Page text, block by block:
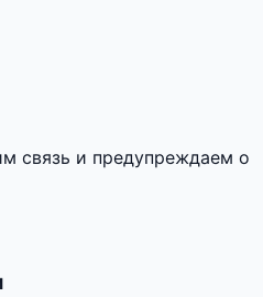
связь и предупреждаем о